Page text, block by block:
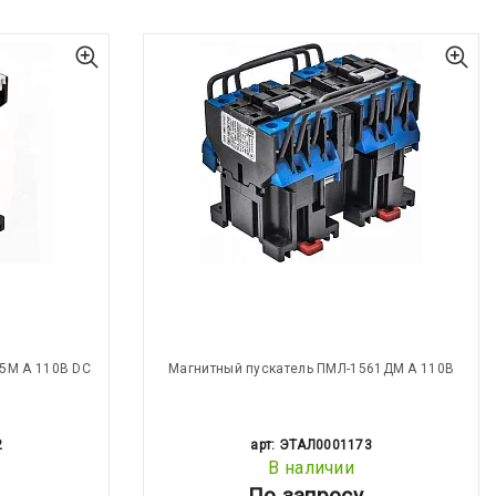
А 110В DC Магнитный пускатель ПМЛ-1561ДМ А 110В
арт: ЭТАЛ0001173
В наличии